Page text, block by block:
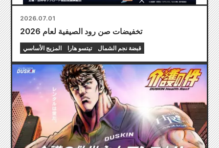
2026.07.01
تخفيضات صن رود الصيفية لعام 2026
المزيج الأساسي تيتسو هارا قبضة نجم الشمال